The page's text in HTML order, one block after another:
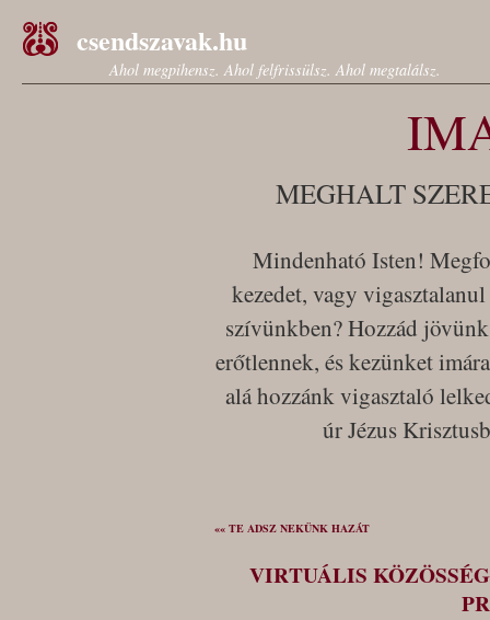
csendszavak.hu
Ahol megpihensz. Ahol felfrissülsz. Ahol megtalálsz.
MEGHALT
Mindenható Isten!
kezedet, vagy
szívünkben? Hozzád
erőtlennek, és kezünket
alá hozzánk vigasztaló
úr Jézus
«« TE ADSZ NEKÜNK HAZÁT
VIRTUÁLIS KÖZÖSSÉG